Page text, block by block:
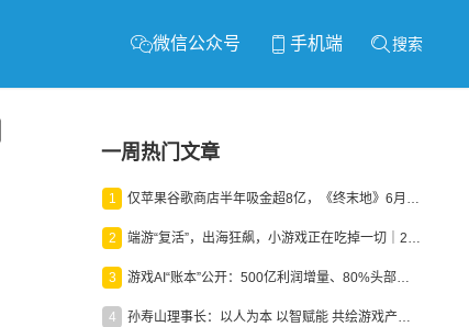
微信公众号 手机端 搜索
一周热门文章
1 仅苹果谷歌商店半年吸金超8亿，《终末地》6月份收入显著回暖
2 端游“复活”，出海狂飙，小游戏正在吃掉一切｜2026上半年产业报告
3 游戏AI“账本”公开：500亿利润增量、80%头部入局，谁在闷声发财？
4 孙寿山理事长：以人为本 以智赋能 共绘游戏产业高质量发展新图景